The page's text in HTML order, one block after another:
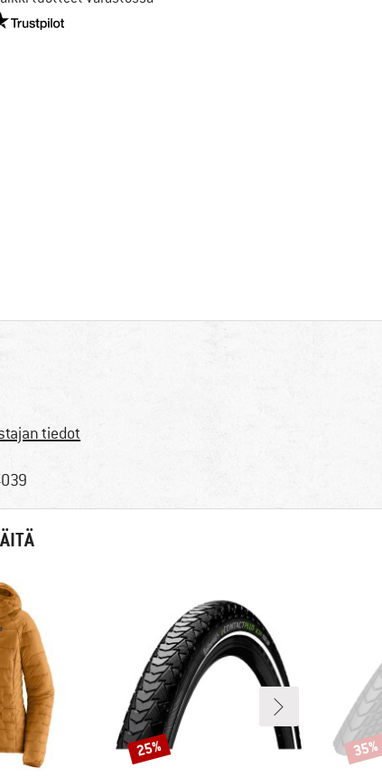
Meillä on Trustpilot -sertifiointi - lue lisää tästä!
tiedot
Alennus
25% 35%